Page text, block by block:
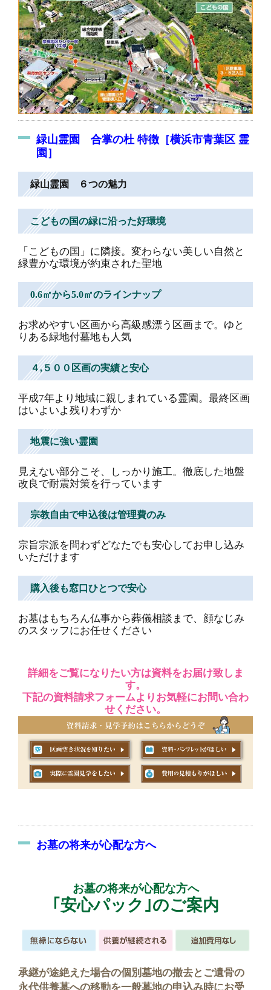
緑山霊園 合掌の杜 特徴［横浜市青葉区 霊
園］
緑山霊園 ６つの魅力
こどもの国の緑に沿った好環境
「こどもの国」に隣接。変わらない美しい自然と
緑豊かな環境が約束された聖地
0.6㎡から5.0㎡のラインナップ
お求めやすい区画から高級感漂う区画まで。ゆと
りある緑地付墓地も人気
４,５００区画の実績と安心
平成7年より地域に親しまれている霊園。最終区画
はいよいよ残りわずか
地震に強い霊園
見えない部分こそ、しっかり施工。徹底した地盤
改良で耐震対策を行っています
宗教自由で申込後は管理費のみ
宗旨宗派を問わずどなたでも安心してお申し込み
いただけます
購入後も窓口ひとつで安心
お墓はもちろん仏事から葬儀相談まで、顔なじみ
のスタッフにお任せください
詳細をご覧になりたい方は資料をお届け致しま
す。
下記の資料請求フォームよりお気軽にお問い合わ
せください。
お墓の将来が心配な方へ
お墓の将来が心配な方へ
｢安心パック｣のご案内
承継が途絶えた場合の個別墓地の撤去とご遺骨の
永代供養墓への移動を一般墓地の申込み時にお受